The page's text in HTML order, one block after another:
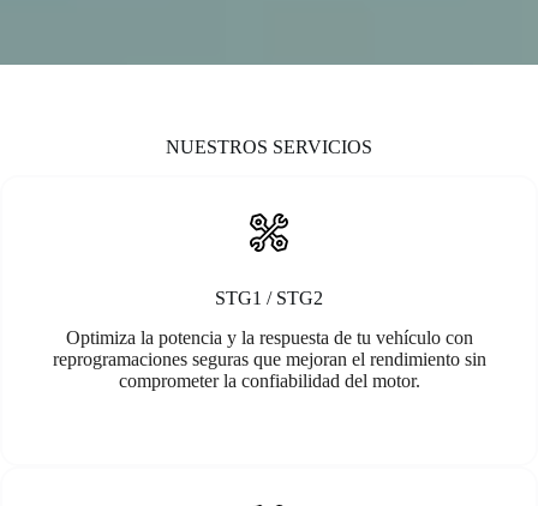
NUESTROS SERVICIOS
STG1 / STG2
Optimiza la potencia y la respuesta de tu vehículo con
reprogramaciones seguras que mejoran el rendimiento sin
comprometer la confiabilidad del motor.